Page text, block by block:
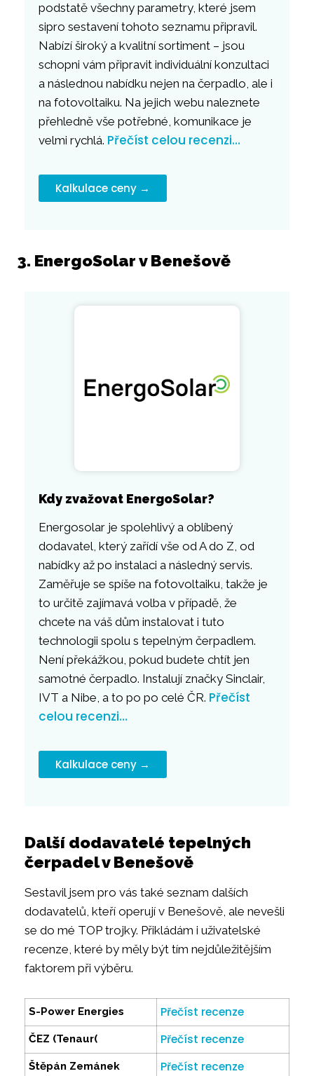
podstatě všechny parametry, které jsem
sipro sestavení tohoto seznamu připravil.
Nabízí široký a kvalitní sortiment – jsou
schopni vám připravit individuální konzultaci
a následnou nabídku nejen na čerpadlo, ale i
na fotovoltaiku. Na jejich webu naleznete
přehledně vše potřebné, komunikace je
velmi rychlá. Přečíst celou recenzi…
Kalkulace ceny →
3. EnergoSolar v Benešově
Kdy zvažovat EnergoSolar?
Energosolar je spolehlivý a oblíbený
dodavatel, který zařídí vše od A do Z, od
nabídky až po instalaci a následný servis.
Zaměřuje se spíše na fotovoltaiku, takže je
to určitě zajímavá volba v případě, že
chcete na váš dům instalovat i tuto
technologii spolu s tepelným čerpadlem.
Není překážkou, pokud budete chtít jen
samotné čerpadlo. Instalují značky Sinclair,
IVT a Nibe, a to po po celé ČR. Přečíst
celou recenzi…
Kalkulace ceny →
Další dodavatelé tepelných
čerpadel v Benešově
Sestavil jsem pro vás také seznam dalších
dodavatelů, kteří operují v Benešově, ale nevešli
se do mé TOP trojky. Přikládám i uživatelské
recenze, které by měly být tím nejdůležitějším
faktorem při výběru.
S-Power Energies Přečíst recenze
ČEZ (Tenaur( Přečíst recenze
Štěpán Zemánek Přečíst recenze